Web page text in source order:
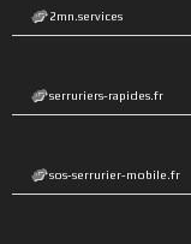
2mn.services
serruriers-rapides.fr
sos-serrurier-mobile.fr